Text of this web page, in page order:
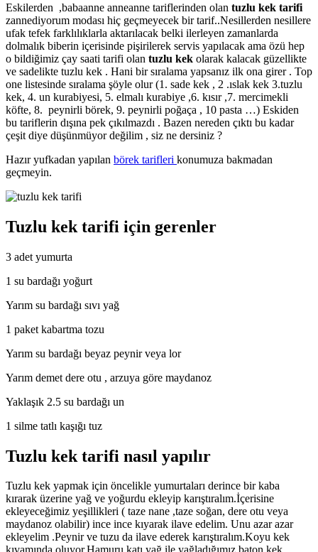
Eskilerden ,babaanne anneanne tariflerinden olan tuzlu kek tarifi
zannediyorum modası hiç geçmeyecek bir tarif..Nesillerden nesillere
ufak tefek farklılıklarla aktarılacak belki ilerleyen zamanlarda
dolmalık biberin içerisinde pişirilerek servis yapılacak ama özü hep
o bildiğimiz çay saati tarifi olan tuzlu kek olarak kalacak güzellikte
ve sadelikte tuzlu kek . Hani bir sıralama yapsanız ilk ona girer . Top
one listesinde sıralama şöyle olur (1. sade kek , 2 .ıslak kek 3.tuzlu
kek, 4. un kurabiyesi, 5. elmalı kurabiye ,6. kısır ,7. mercimekli
köfte, 8. peynirli börek, 9. peynirli poğaça , 10 pasta …) Eskiden
bu tariflerin dışına pek çıkılmazdı . Bazen nereden çıktı bu kadar
çeşit diye düşünmüyor değilim , siz ne dersiniz ?
Hazır yufkadan yapılan börek tarifleri konumuza bakmadan
geçmeyin.
Tuzlu kek tarifi için gerenler
3 adet yumurta
1 su bardağı yoğurt
Yarım su bardağı sıvı yağ
1 paket kabartma tozu
Yarım su bardağı beyaz peynir veya lor
Yarım demet dere otu , arzuya göre maydanoz
Yaklaşık 2.5 su bardağı un
1 silme tatlı kaşığı tuz
Tuzlu kek tarifi nasıl yapılır
Tuzlu kek yapmak için öncelikle yumurtaları derince bir kaba
kırarak üzerine yağ ve yoğurdu ekleyip karıştıralım.İçerisine
ekleyeceğimiz yeşillikleri ( taze nane ,taze soğan, dere otu veya
maydanoz olabilir) ince ince kıyarak ilave edelim. Unu azar azar
ekleyelim .Peynir ve tuzu da ilave ederek karıştıralım.Koyu kek